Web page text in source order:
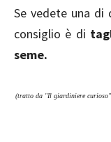
Se vedete una di
consiglio è di
seme.
(tratto da "Il giardiniere